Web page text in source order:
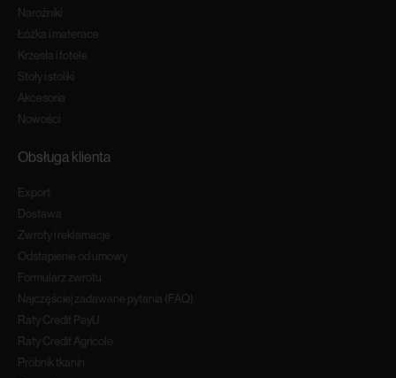
Narożniki
Łóżka i materace
Krzesła i fotele
Stoły i stoliki
Akcesoria
Nowości
Obsługa klienta
Export
Dostawa
Zwroty i reklamacje
Odstapienie od umowy
Formularz zwrotu
Najczęściej zadawane pytania (FAQ)
Raty Credit PayU
Raty Credit Agricole
Próbnik tkanin